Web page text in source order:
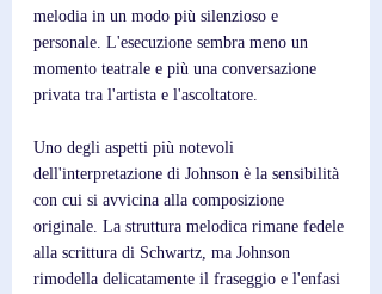
melodia in un modo più silenzioso e
personale. L'esecuzione sembra meno un
momento teatrale e più una conversazione
privata tra l'artista e l'ascoltatore.
Uno degli aspetti più notevoli
dell'interpretazione di Johnson è la sensibilità
con cui si avvicina alla composizione
originale. La struttura melodica rimane fedele
alla scrittura di Schwartz, ma Johnson
rimodella delicatamente il fraseggio e l'enfasi